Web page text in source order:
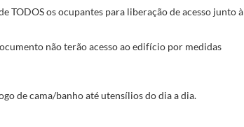
TODOS os ocupantes para liberação de acesso junto à
não terão acesso ao edifício por medidas
de cama/banho até utensílios do dia a dia.